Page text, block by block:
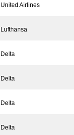
United Airlines
Lufthansa
Delta
Delta
Delta
Delta